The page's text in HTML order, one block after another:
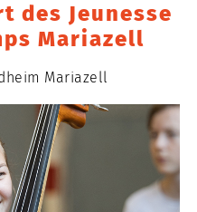
des Jeunesse
Mariazell
Mariazell